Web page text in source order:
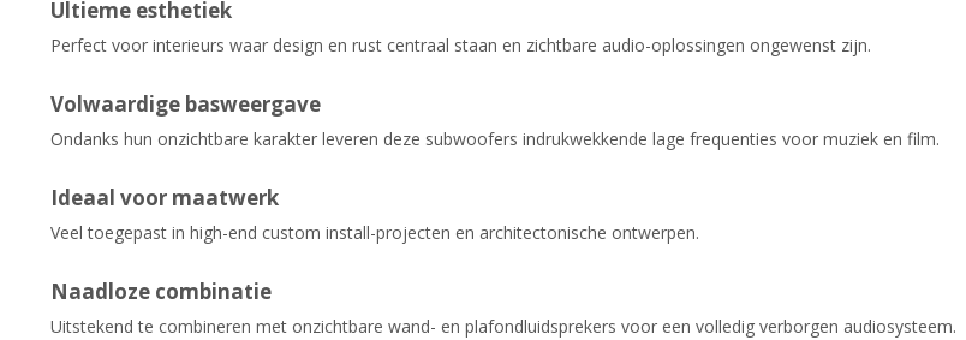
Ultieme esthetiek
Perfect voor interieurs waar design en rust centraal staan en zichtbare audio-oplossingen ongewenst zijn.
Volwaardige basweergave
Ondanks hun onzichtbare karakter leveren deze subwoofers indrukwekkende lage frequenties voor muziek en film.
Ideaal voor maatwerk
Veel toegepast in high-end custom install-projecten en architectonische ontwerpen.
Naadloze combinatie
Uitstekend te combineren met onzichtbare wand- en plafondluidsprekers voor een volledig verborgen audiosysteem.